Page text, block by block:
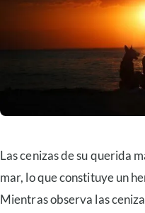
Las cenizas de su querida
mar, lo que constituye un
Mientras observa las